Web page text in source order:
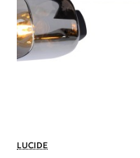
LUCIDE